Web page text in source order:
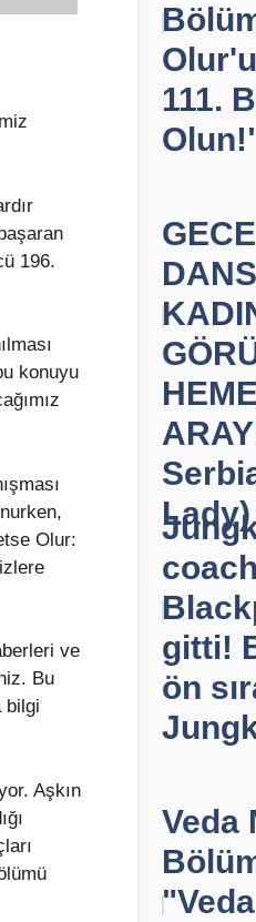
196.
konuyu
Olur:
ve
Bu
bilgi
Aşkın
111.
gitti!
ön
Veda